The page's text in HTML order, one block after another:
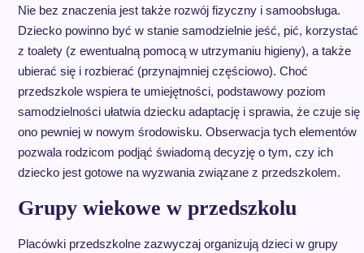
Nie bez znaczenia jest także rozwój fizyczny i samoobsługa.
Dziecko powinno być w stanie samodzielnie jeść, pić, korzystać
z toalety (z ewentualną pomocą w utrzymaniu higieny), a także
ubierać się i rozbierać (przynajmniej częściowo). Choć
przedszkole wspiera te umiejętności, podstawowy poziom
samodzielności ułatwia dziecku adaptację i sprawia, że czuje się
ono pewniej w nowym środowisku. Obserwacja tych elementów
pozwala rodzicom podjąć świadomą decyzję o tym, czy ich
dziecko jest gotowe na wyzwania związane z przedszkolem.
Grupy wiekowe w przedszkolu
Placówki przedszkolne zazwyczaj organizują dzieci w grupy